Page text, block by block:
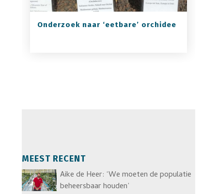
Onderzoek naar ‘eetbare’ orchidee
MEEST RECENT
Aike de Heer: ‘We moeten de populatie
beheersbaar houden’